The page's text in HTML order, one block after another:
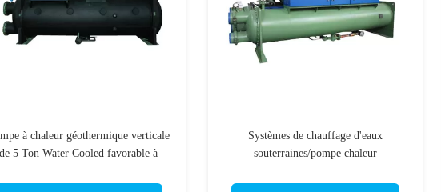
à chaleur géothermique verticale
de 5 Ton Water Cooled favorable à
Systèmes de chauffage d'eaux
souterraines/pompe chaleur